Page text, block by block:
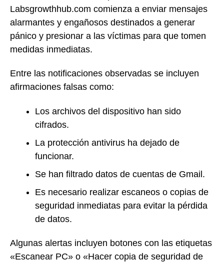
Labsgrowthhub.com comienza a enviar mensajes
alarmantes y engañosos destinados a generar
pánico y presionar a las víctimas para que tomen
medidas inmediatas.
Entre las notificaciones observadas se incluyen
afirmaciones falsas como:
Los archivos del dispositivo han sido
cifrados.
La protección antivirus ha dejado de
funcionar.
Se han filtrado datos de cuentas de Gmail.
Es necesario realizar escaneos o copias de
seguridad inmediatas para evitar la pérdida
de datos.
Algunas alertas incluyen botones con las etiquetas
«Escanear PC» o «Hacer copia de seguridad de